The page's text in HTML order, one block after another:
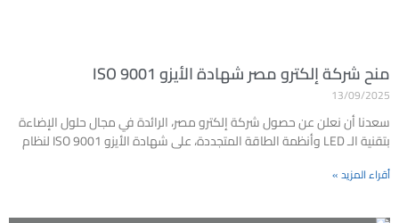
منح شركة إلكترو مصر شهادة الأيزو ISO 9001
13/09/2025
سعدنا أن نعلن عن حصول شركة إلكترو مصر، الرائدة في مجال حلول الإضاءة
بتقنية الـ LED وأنظمة الطاقة المتجددة، على شهادة الأيزو ISO 9001 لنظام
أقراء المزيد »